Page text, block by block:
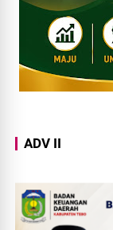
ADV II